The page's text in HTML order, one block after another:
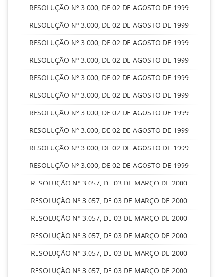
RESOLUÇÃO Nº 3.000, DE 02 DE AGOSTO DE 1999
RESOLUÇÃO Nº 3.000, DE 02 DE AGOSTO DE 1999
RESOLUÇÃO Nº 3.000, DE 02 DE AGOSTO DE 1999
RESOLUÇÃO Nº 3.000, DE 02 DE AGOSTO DE 1999
RESOLUÇÃO Nº 3.000, DE 02 DE AGOSTO DE 1999
RESOLUÇÃO Nº 3.000, DE 02 DE AGOSTO DE 1999
RESOLUÇÃO Nº 3.000, DE 02 DE AGOSTO DE 1999
RESOLUÇÃO Nº 3.000, DE 02 DE AGOSTO DE 1999
RESOLUÇÃO Nº 3.000, DE 02 DE AGOSTO DE 1999
RESOLUÇÃO Nº 3.000, DE 02 DE AGOSTO DE 1999
RESOLUÇÃO Nº 3.057, DE 03 DE MARÇO DE 2000
RESOLUÇÃO Nº 3.057, DE 03 DE MARÇO DE 2000
RESOLUÇÃO Nº 3.057, DE 03 DE MARÇO DE 2000
RESOLUÇÃO Nº 3.057, DE 03 DE MARÇO DE 2000
RESOLUÇÃO Nº 3.057, DE 03 DE MARÇO DE 2000
RESOLUÇÃO Nº 3.057, DE 03 DE MARÇO DE 2000